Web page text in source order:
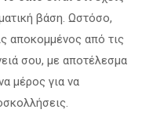
βάση. Ωστόσο,
αποκομμένος από τις
σου, με αποτέλεσμα
μέρος για να